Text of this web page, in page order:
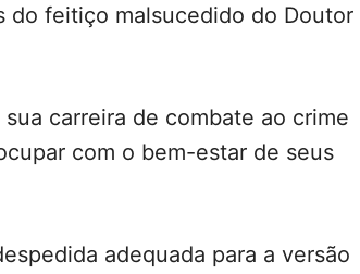
do feitiço malsucedido do Doutor
carreira de combate ao crime
com o bem-estar de seus
adequada para a versão